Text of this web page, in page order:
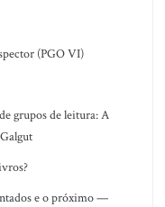
(PGO VI)
grupos de leitura: A
e o próximo —